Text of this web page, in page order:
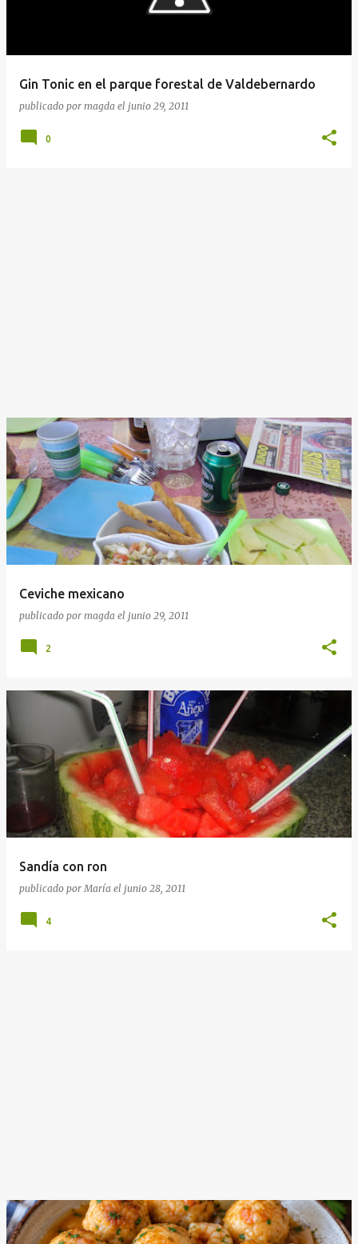
Gin Tonic en el parque forestal de Valdebernardo
publicado por magda el junio 29, 2011
0
Ceviche mexicano
publicado por magda el junio 29, 2011
2
Sandía con ron
publicado por María el junio 28, 2011
4